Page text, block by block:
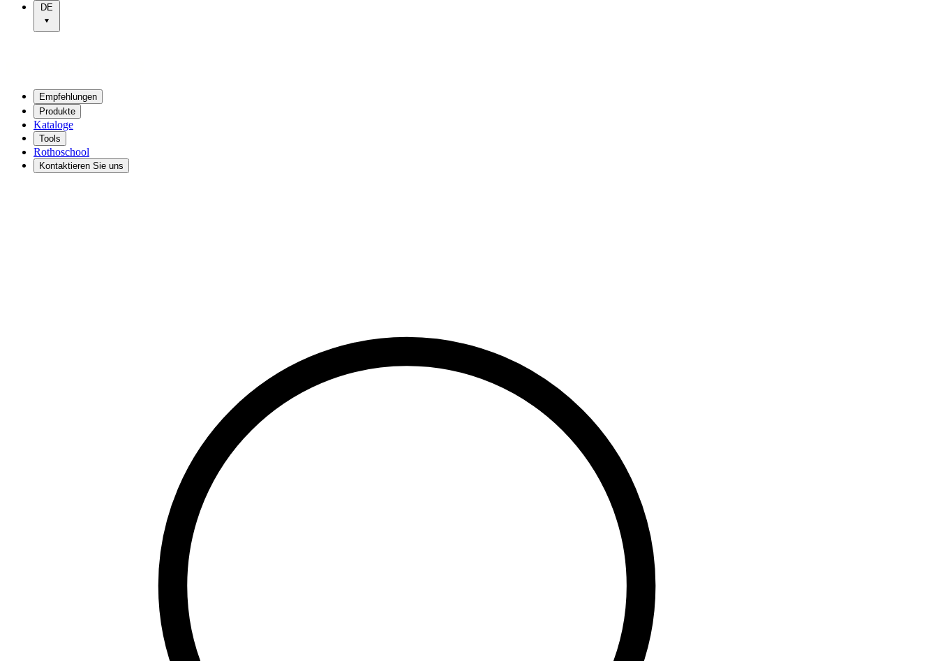
DE
Empfehlungen
Produkte
Kataloge
Tools
Rothoschool
Kontaktieren Sie uns